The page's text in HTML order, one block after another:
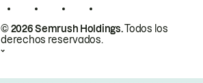
© 2026 Semrush Holdings.Todos los
derechos reservados.